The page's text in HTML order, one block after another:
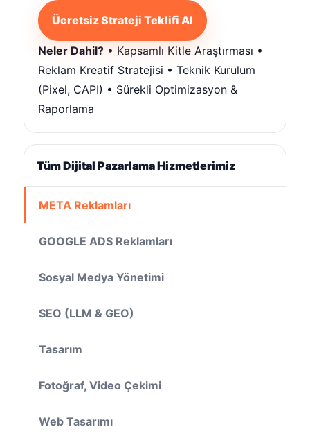
Ücretsiz Strateji Teklifi Al
Neler Dahil? • Kapsamlı Kitle Araştırması •
Reklam Kreatif Stratejisi • Teknik Kurulum
(Pixel, CAPI) • Sürekli Optimizasyon &
Raporlama
Tüm Dijital Pazarlama Hizmetlerimiz
META Reklamları
GOOGLE ADS Reklamları
Sosyal Medya Yönetimi
SEO (LLM & GEO)
Tasarım
Fotoğraf, Video Çekimi
Web Tasarımı